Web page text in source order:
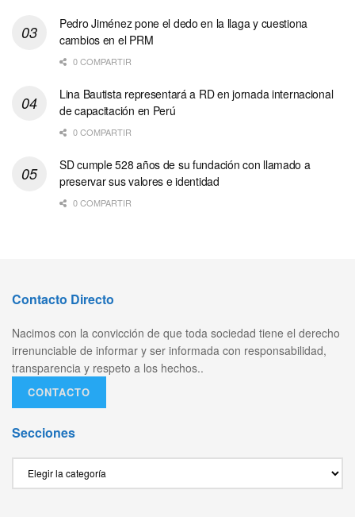
Pedro Jiménez pone el dedo en la llaga y cuestiona
cambios en el PRM
0 COMPARTIR
Lina Bautista representará a RD en jornada internacional
de capacitación en Perú
0 COMPARTIR
SD cumple 528 años de su fundación con llamado a
preservar sus valores e identidad
0 COMPARTIR
Contacto Directo
Nacimos con la convicción de que toda sociedad tiene el derecho
irrenunciable de informar y ser informada con responsabilidad,
transparencia y respeto a los hechos..
CONTACTO
Secciones